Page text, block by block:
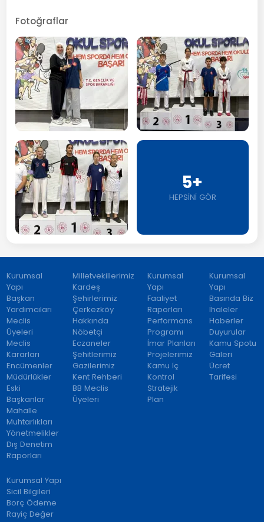
Fotoğraflar
5+
HEPSİNİ GÖR
Kurumsal
Yapı
Başkan
Yardımcıları
Meclis
Üyeleri
Meclis
Kararları
Encümenler
Müdürlükler
Eski
Başkanlar
Mahalle
Muhtarlıkları
Yönetmelikler
Dış Denetim
Raporları
Milletvekillerimiz
Kardeş
Şehirlerimiz
Çerkezköy
Hakkında
Nöbetçi
Eczaneler
Şehitlerimiz
Gazilerimiz
Kent Rehberi
BB Meclis
Üyeleri
Kurumsal
Yapı
Faaliyet
Raporları
Performans
Programı
İmar Planları
Projelerimiz
Kamu İç
Kontrol
Stratejik
Plan
Kurumsal
Yapı
Basında Biz
İhaleler
Haberler
Duyurular
Kamu Spotu
Galeri
Ücret
Tarifesi
Kurumsal Yapı
Sicil Bilgileri
Borç Ödeme
Rayiç Değer